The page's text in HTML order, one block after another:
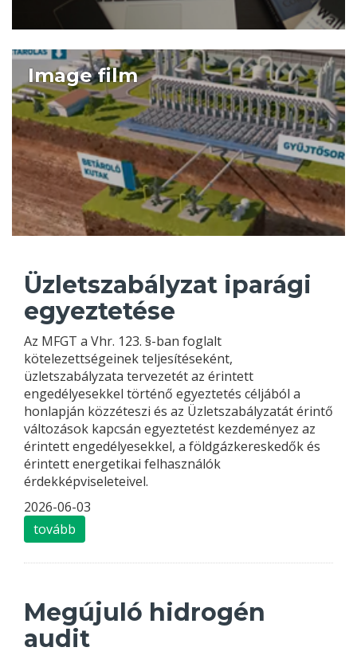
Image film
Üzletszabályzat iparági
egyeztetése
Az MFGT a Vhr. 123. §-ban foglalt
kötelezettségeinek teljesítéseként,
üzletszabályzata tervezetét az érintett
engedélyesekkel történő egyeztetés céljából a
honlapján közzéteszi és az Üzletszabályzatát érintő
változások kapcsán egyeztetést kezdeményez az
érintett engedélyesekkel, a földgázkereskedők és
érintett energetikai felhasználók
érdekképviseleteivel.
2026-06-03
tovább
Megújuló hidrogén
audit